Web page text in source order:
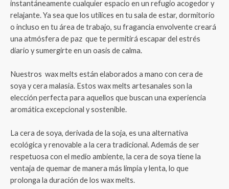
instantáneamente cualquier espacio en un refugio acogedor y
relajante. Ya sea que los utilices en tu sala de estar, dormitorio
o incluso en tu área de trabajo, su fragancia envolvente creará
una atmósfera de paz que te permitirá escapar del estrés
diario y sumergirte en un oasis de calma.
Nuestros wax melts están elaborados a mano con cera de
soya y cera malasia. Estos wax melts artesanales son la
elección perfecta para aquellos que buscan una experiencia
aromática excepcional y sostenible.
La cera de soya, derivada de la soja, es una alternativa
ecológica y renovable a la cera tradicional. Además de ser
respetuosa con el medio ambiente, la cera de soya tiene la
ventaja de quemar de manera más limpia y lenta, lo que
prolonga la duración de los wax melts.